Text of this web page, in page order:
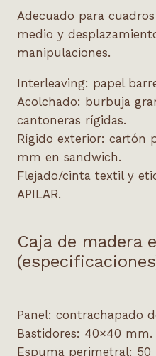
Adecuado para
medio y
manipulaciones.
Interleaving: papel
Acolchado: burbuja
cantoneras rígidas.
Rígido exterior: cartón
mm en sandwich.
Flejado/cinta textil y
APILAR.
Caja de madera
Panel: contrachapado
Bastidores: 40×40 mm.
Espuma perimetral: